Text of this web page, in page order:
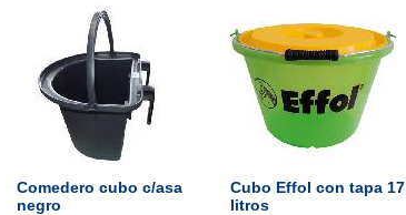
Comedero cubo c/asa
negro
Cubo Effol con tapa 17
litros